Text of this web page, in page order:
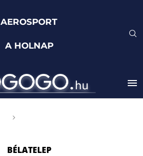
AEROSPORT
A HOLNAP
BÉLATELEP